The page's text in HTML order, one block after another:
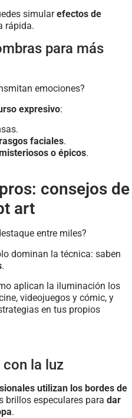
simularefectos de
rápida.
para más
emociones?
expresivo:
faciales.
o épicos.
consejos de
art
entre miles?
dominan la técnica: saben
.
aplican la iluminación los
videojuegos y cómic, y
en tus propios
la luz
utilizan los bordes de
brillos especulares para dar
.